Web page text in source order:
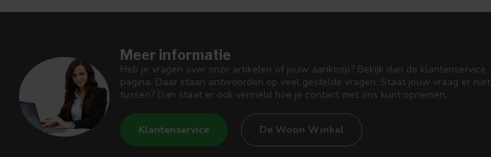
Meer informatie
Heb je vragen over onze artikelen of jouw aankoop? Bekijk dan de klantenservice
pagina. Daar staan antwoorden op veel gestelde vragen. Staat jouw vraag er niet
tussen? Dan staat er ook vermeld hoe je contact met ons kunt opnemen.
Klantenservice De Woon Winkel